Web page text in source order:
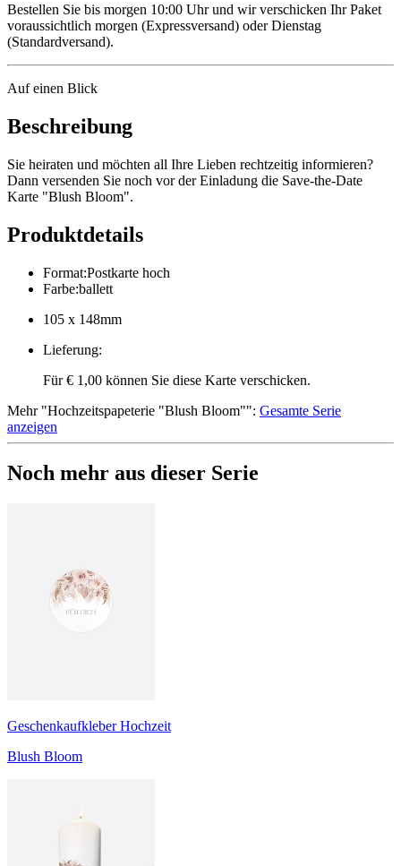
Bestellen Sie bis morgen 10:00 Uhr und wir verschicken Ihr Paket
voraussichtlich morgen (Expressversand) oder Dienstag
(Standardversand).
Auf einen Blick
Beschreibung
Sie heiraten und möchten all Ihre Lieben rechtzeitig informieren?
Dann versenden Sie noch vor der Einladung die Save-the-Date
Karte "Blush Bloom".
Produktdetails
Format:Postkarte hoch
Farbe:ballett
105 x 148mm
Lieferung:
Für € 1,00 können Sie diese Karte verschicken.
Mehr"Hochzeitspapeterie "Blush Bloom"": Gesamte Serie
anzeigen
Noch mehr aus dieser Serie
Geschenkaufkleber Hochzeit
Blush Bloom